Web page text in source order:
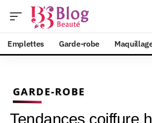
Emplettes Garde-robe
GARDE-ROBE
Tendances coiffure